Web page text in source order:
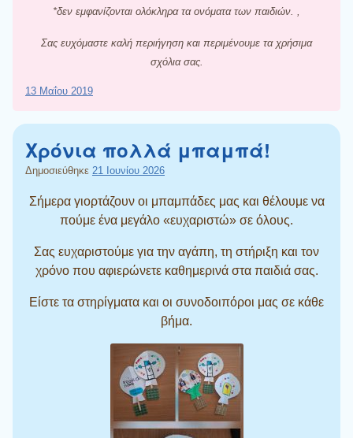
*δεν εμφανίζονται ολόκληρα τα ονόματα των παιδιών. ,
Σας ευχόμαστε καλή περιήγηση και περιμένουμε τα χρήσιμα
σχόλια σας.
13 Μαΐου 2019
Χρόνια πολλά μπαμπά!
Δημοσιεύθηκε 21 Ιουνίου 2026
Σήμερα γιορτάζουν οι μπαμπάδες μας και θέλουμε να
πούμε ένα μεγάλο «ευχαριστώ» σε όλους.
Σας ευχαριστούμε για την αγάπη, τη στήριξη και τον
χρόνο που αφιερώνετε καθημερινά στα παιδιά σας.
Είστε τα στηρίγματα και οι συνοδοιπόροι μας σε κάθε
βήμα.